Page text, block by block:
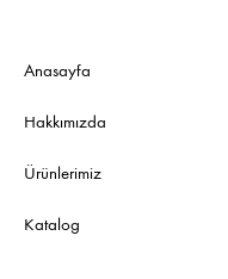
Anasayfa
Hakkımızda
Ürünlerimiz
Katalog